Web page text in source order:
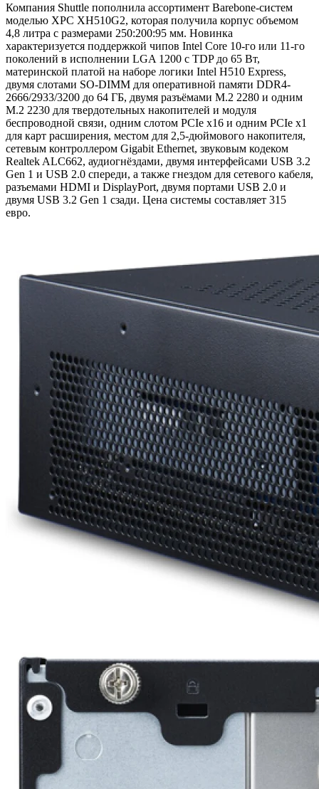
Компания Shuttle пополнила ассортимент Barebone-систем
моделью XPC XH510G2, которая получила корпус объемом
4,8 литра с размерами 250:200:95 мм. Новинка
характеризуется поддержкой чипов Intel Core 10-го или 11-го
поколений в исполнении LGA 1200 с TDP до 65 Вт,
материнской платой на наборе логики Intel H510 Express,
двумя слотами SO-DIMM для оперативной памяти DDR4-
2666/2933/3200 до 64 ГБ, двумя разъёмами M.2 2280 и одним
M.2 2230 для твердотельных накопителей и модуля
беспроводной связи, одним слотом PCIe x16 и одним PCIe x1
для карт расширения, местом для 2,5-дюймового накопителя,
сетевым контроллером Gigabit Ethernet, звуковым кодеком
Realtek ALC662, аудиогнёздами, двумя интерфейсами USB 3.2
Gen 1 и USB 2.0 спереди, а также гнездом для сетевого кабеля,
разъемами HDMI и DisplayPort, двумя портами USB 2.0 и
двумя USB 3.2 Gen 1 сзади. Цена системы составляет 315
евро.